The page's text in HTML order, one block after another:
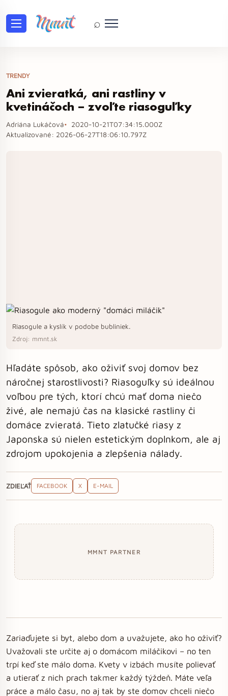
⌕
TRENDY
Ani zvieratká, ani rastliny v
kvetináčoch – zvoľte riasoguľky
Adriána Lukáčová
2020-10-21T07:34:15.000Z
Aktualizované: 2026-06-27T18:06:10.797Z
Riasogule a kyslík v podobe bubliniek.
Zdroj: mmnt.sk
Hľadáte spôsob, ako oživiť svoj domov bez
náročnej starostlivosti? Riasoguľky sú ideálnou
voľbou pre tých, ktorí chcú mať doma niečo
živé, ale nemajú čas na klasické rastliny či
domáce zvieratá. Tieto zlatučké riasy z
Japonska sú nielen estetickým doplnkom, ale aj
zdrojom upokojenia a zlepšenia nálady.
ZDIEĽAŤ FACEBOOK X E-MAIL
MMNT PARTNER
Zariaďujete si byt, alebo dom a uvažujete, ako ho oživiť?
Uvažovali ste určite aj o domácom miláčikovi – no ten
trpí keď ste málo doma. Kvety v izbách musíte polievať
a utierať z nich prach takmer každý týždeň. Máte veľa
práce a málo času, no aj tak by ste domov chceli niečo